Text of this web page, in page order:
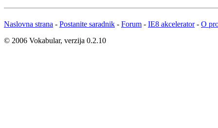
Naslovna strana - Postanite saradnik - Forum - IE8 akcelerator- O
© 2006 Vokabular, verzija 0.2.10